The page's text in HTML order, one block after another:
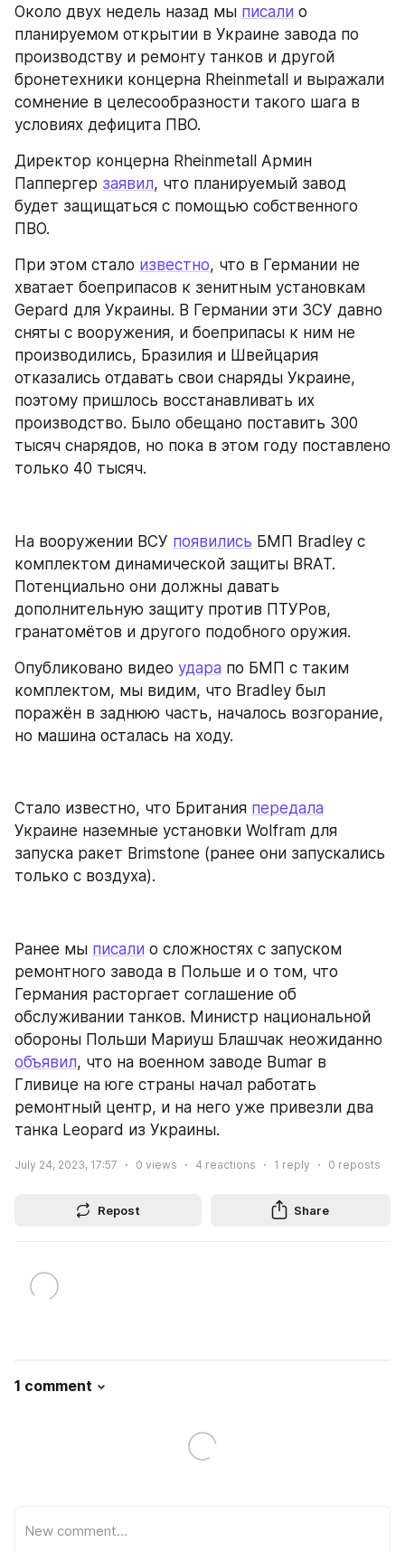
Около двух недель назад мы писали о
планируемом открытии в Украине завода по
производству и ремонту танков и другой
бронетехники концерна Rheinmetall и выражали
сомнение в целесообразности такого шага в
условиях дефицита ПВО.
Директор концерна Rheinmetall Армин
Паппергер заявил, что планируемый завод
будет защищаться с помощью собственного
ПВО.
При этом стало известно, что в Германии не
хватает боеприпасов к зенитным установкам
Gepard для Украины. В Германии эти ЗСУ давно
сняты с вооружения, и боеприпасы к ним не
производились, Бразилия и Швейцария
отказались отдавать свои снаряды Украине,
поэтому пришлось восстанавливать их
производство. Было обещано поставить 300
тысяч снарядов, но пока в этом году поставлено
только 40 тысяч.
На вооружении ВСУ появились БМП Bradley с
комплектом динамической защиты BRAT.
Потенциально они должны давать
дополнительную защиту против ПТУРов,
гранатомётов и другого подобного оружия.
Опубликовано видео удара по БМП с таким
комплектом, мы видим, что Bradley был
поражён в заднюю часть, началось возгорание,
но машина осталась на ходу.
Стало известно, что Британия передала
Украине наземные установки Wolfram для
запуска ракет Brimstone (ранее они запускались
только с воздуха).
Ранее мы писали о сложностях с запуском
ремонтного завода в Польше и о том, что
Германия расторгает соглашение об
обслуживании танков. Министр национальной
объявил, что на военном заводе Bumar в
Гливице на юге страны начал работать
ремонтный центр, и на него уже привезли два
танка Leopard из Украины.
July 24, 2023, 17:57 0 views 4 reactions 1 reply 0 reposts
Repost Share
1 comment